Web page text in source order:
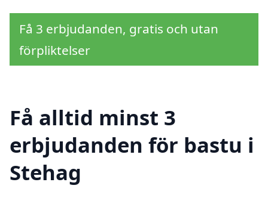
Få 3 erbjudanden, gratis och utan
förpliktelser
Få alltid minst 3
erbjudanden för bastu i
Stehag